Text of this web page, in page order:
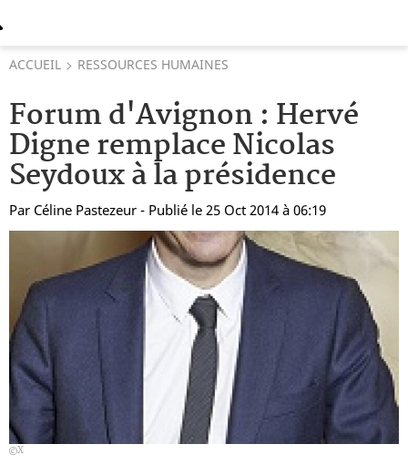
ACCUEIL RESSOURCES HUMAINES
Forum d'Avignon : Hervé
Digne remplace Nicolas
Seydoux à la présidence
Par Céline Pastezeur - Publié le 25 Oct 2014 à 06:19
X